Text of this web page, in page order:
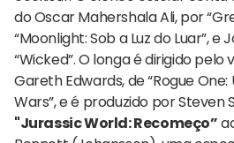
do Oscar Mahershala Ali, por
“Moonlight: Sob a Luz do Luar”, e
“Wicked”. O longa é dirigido pelo
Gareth Edwards, de “Rogue
Wars”, e é produzido por Steven
"Jurassic World: Recomeço”